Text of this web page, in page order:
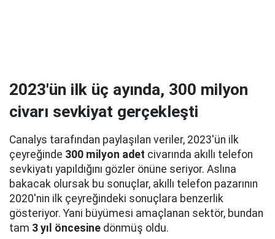
2023'ün ilk üç ayında, 300 milyon
civarı sevkiyat gerçekleşti
Canalys tarafından paylaşılan veriler, 2023'ün ilk
çeyreğinde 300 milyon adet civarında akıllı telefon
sevkiyatı yapıldığını gözler önüne seriyor. Aslına
bakacak olursak bu sonuçlar, akıllı telefon pazarının
2020'nin ilk çeyreğindeki sonuçlara benzerlik
gösteriyor. Yani büyümesi amaçlanan sektör, bundan
tam 3 yıl öncesine dönmüş oldu.